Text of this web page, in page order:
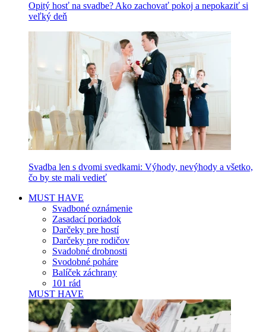
Opitý hosť na svadbe? Ako zachovať pokoj a nepokaziť si
veľký deň
Svadba len s dvomi svedkami: Výhody, nevýhody a všetko,
čo by ste mali vedieť
MUST HAVE
Svadboné oznámenie
Zasadací poriadok
Darčeky pre hostí
Darčeky pre rodičov
Svadobné drobnosti
Svodobné poháre
Balíček záchrany
101 rád
MUST HAVE